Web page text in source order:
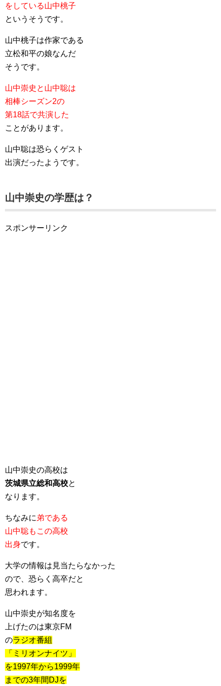
をしている山中桃子
というそうです。
山中桃子は作家である
立松和平の娘なんだ
そうです。
山中崇史と山中聡は
相棒シーズン2の
第18話で共演した
ことがあります。
山中聡は恐らくゲスト
出演だったようです。
山中崇史の学歴は？
スポンサーリンク
山中崇史の高校は
茨城県立総和高校と
なります。
ちなみに 弟である
山中聡もこの高校
出身です。
大学の情報は見当たらなかった
ので、恐らく高卒だと
思われます。
山中崇史が知名度を
上げたのは東京FM
のラジオ番組
「ミリオンナイツ」
を1997年から1999年
までの3年間DJを